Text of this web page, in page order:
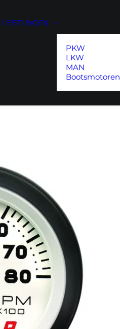
LEISTUNGEN
PKW
LKW
MAN
Bootsmotoren